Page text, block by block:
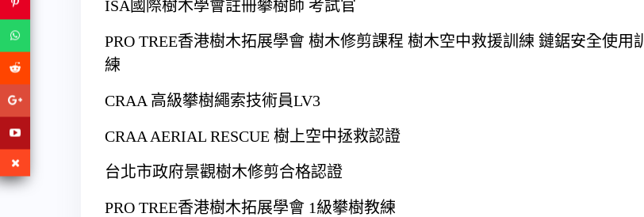
ISA國際樹木學會註冊攀樹師 考試官
PRO TREE香港樹木拓展學會 樹木修剪課程 樹木空中救援訓練 鏈鋸安全使用訓
練
CRAA 高級攀樹繩索技術員LV3
CRAA AERIAL RESCUE 樹上空中拯救認證
台北市政府景觀樹木修剪合格認證
PRO TREE香港樹木拓展學會 1級攀樹教練